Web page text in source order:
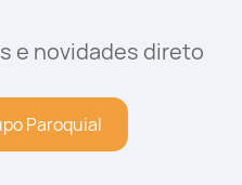
e novidades direto
Paroquial